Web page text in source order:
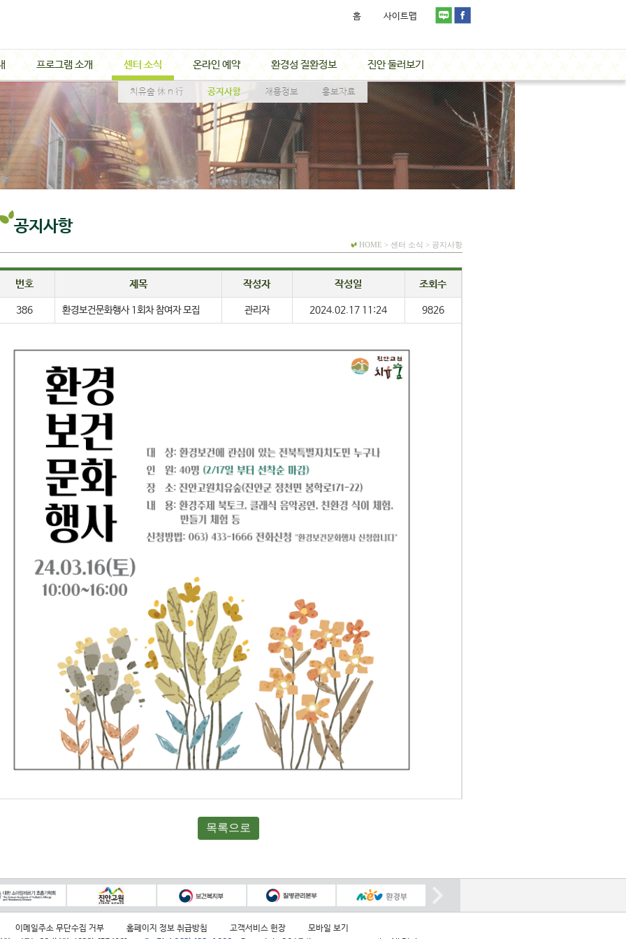
사이트맵
홈
프로그램 소개 센터 소식 온라인 예약 환경성 질환정보 진안 둘러보기
치유숲 休 n 行 공지사항 채용정보 홍보자료
공지사항
HOME > 센터 소식 > 공지사항
번호 제목 작성자 작성일 조회수
386 환경보건문화행사 1회차 참여자 모집 관리자 2024.02.17 11:24 9826
목록으로
이메일주소 무단수집 거부 홈페이지 정보 취급방침 고객서비스 헌장 모바일 보기